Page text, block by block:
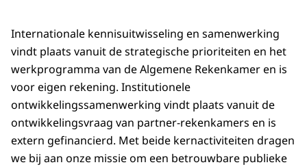
Internationale kennisuitwisseling en samenwerking
vindt plaats vanuit de strategische prioriteiten en het
werkprogramma van de Algemene Rekenkamer en is
voor eigen rekening. Institutionele
ontwikkelingssamenwerking vindt plaats vanuit de
ontwikkelingsvraag van partner-rekenkamers en is
extern gefinancierd. Met beide kernactiviteiten dragen
we bij aan onze missie om een betrouwbare publieke